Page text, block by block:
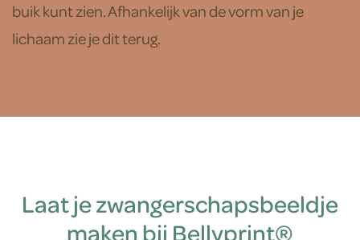
buik kunt zien. Afhankelijk van de vorm van je
lichaam zie je dit terug.
Laat je zwangerschapsbeeldje
maken bij Bellyprint®